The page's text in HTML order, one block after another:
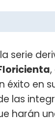
serie
éxito en
las
harán